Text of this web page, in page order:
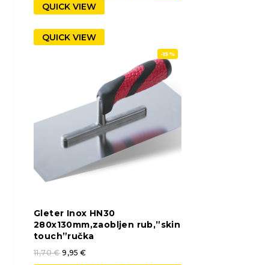
QUICK VIEW
QUICK VIEW
-15%
Gleter Inox HN30
280x130mm,zaobljen rub,”skin
touch”ručka
11,70€ 9,95€